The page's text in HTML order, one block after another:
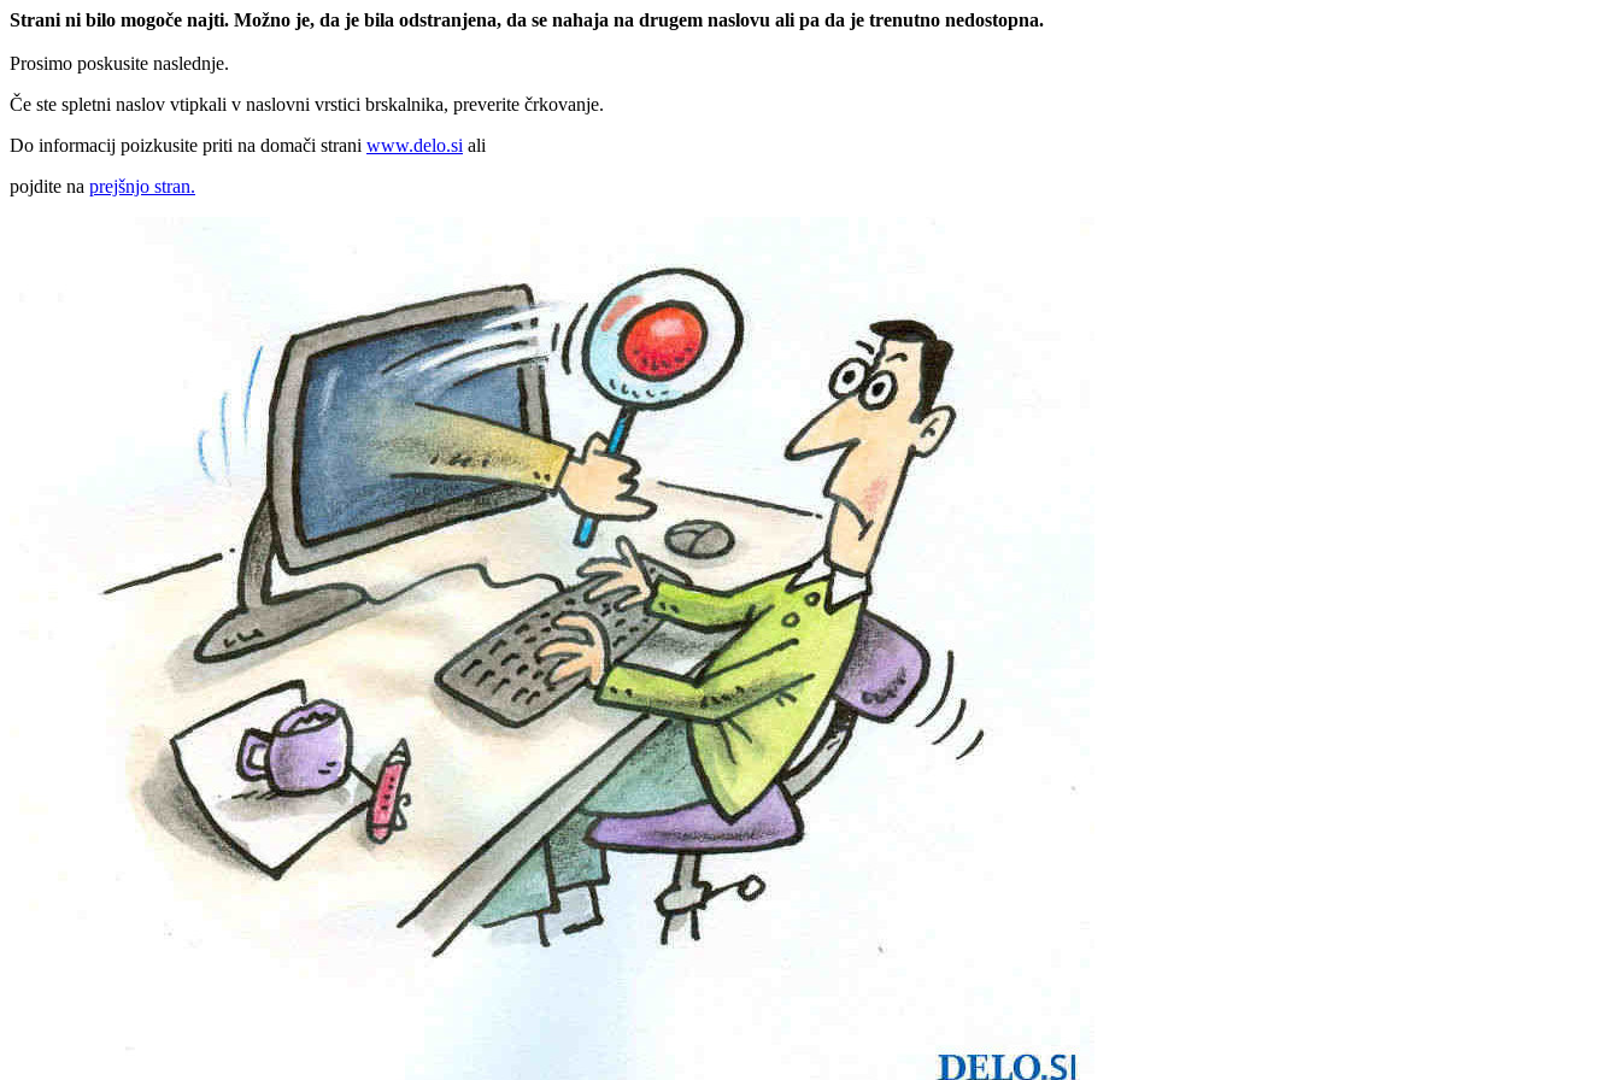
Strani ni bilo mogoče najti. Možno je, da je bila odstranjena, da se nahaja na drugem naslovu ali pa da je trenutno nedostopna.
Prosimo poskusite naslednje.
Če ste spletni naslov vtipkali v naslovni vrstici brskalnika, preverite črkovanje.
Do informacij poizkusite priti na domači strani www.delo.si ali
pojdite na prejšnjo stran.